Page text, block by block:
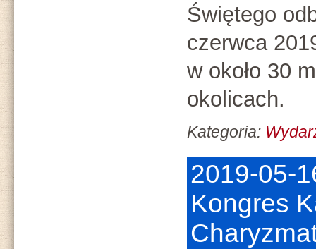
Świętego
czerwca
w około 30
okolicach.
Kategoria:
2019-05-
Kongres